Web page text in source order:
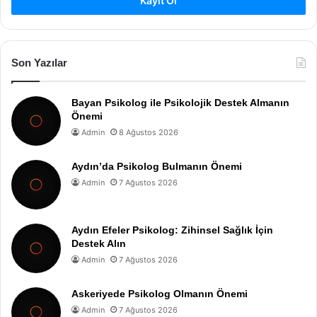
Son Yazılar
Bayan Psikolog ile Psikolojik Destek Almanın
Önemi
Admin 8 Ağustos 2026
Aydın’da Psikolog Bulmanın Önemi
Admin 7 Ağustos 2026
Aydın Efeler Psikolog: Zihinsel Sağlık İçin
Destek Alın
Admin 7 Ağustos 2026
Askeriyede Psikolog Olmanın Önemi
Admin 7 Ağustos 2026